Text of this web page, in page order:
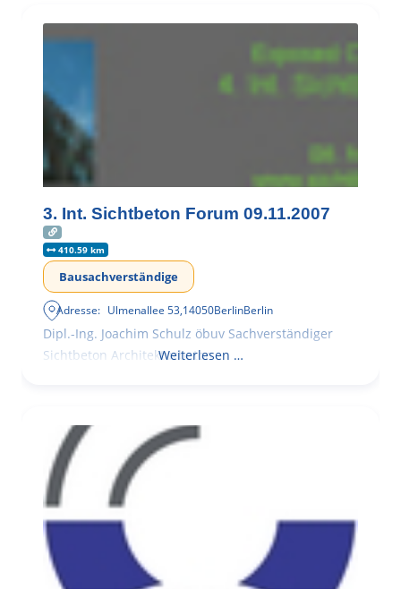
3. Int. Sichtbeton Forum 09.11.2007
410.59 km
Bausachverständige
Adresse: Ulmenallee 53,14050BerlinBerlin
Dipl.-Ing. Joachim Schulz öbuv Sachverständiger
Sichtbeton Architekturbeton
Weiterlesen …